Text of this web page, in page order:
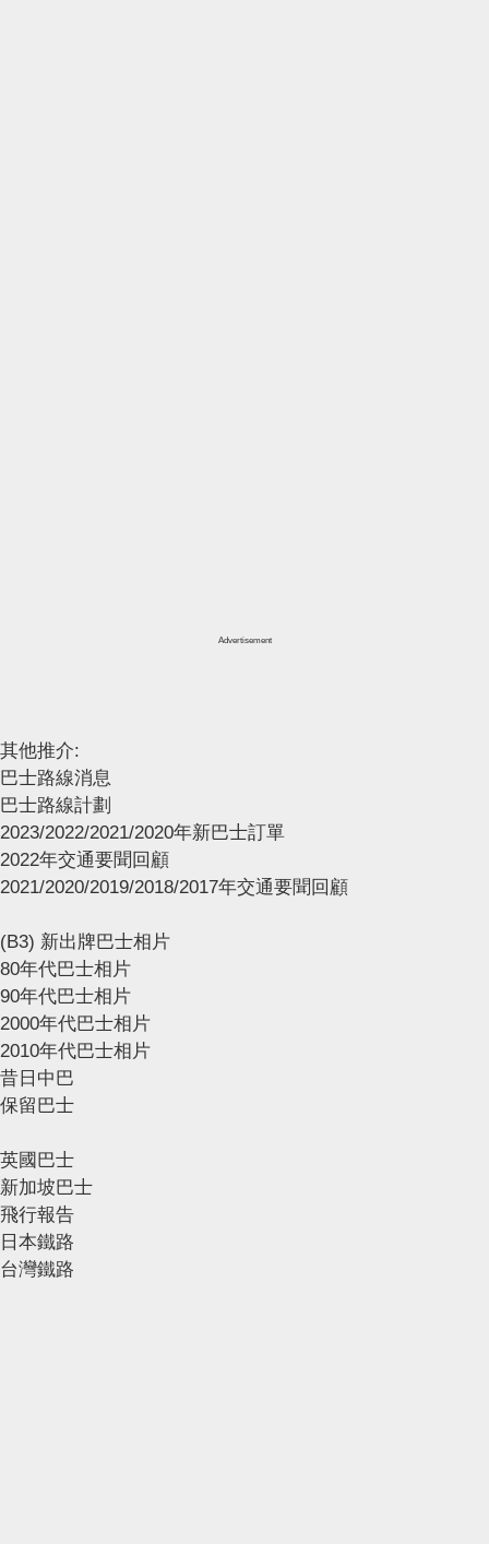
Advertisement
其他推介:
巴士路線消息
巴士路線計劃
2023/2022/2021/2020年新巴士訂單
2022年交通要聞回顧
2021/2020/2019/2018/2017年交通要聞回顧
(B3) 新出牌巴士相片
80年代巴士相片
90年代巴士相片
2000年代巴士相片
2010年代巴士相片
昔日中巴
保留巴士
英國巴士
新加坡巴士
飛行報告
日本鐵路
台灣鐵路